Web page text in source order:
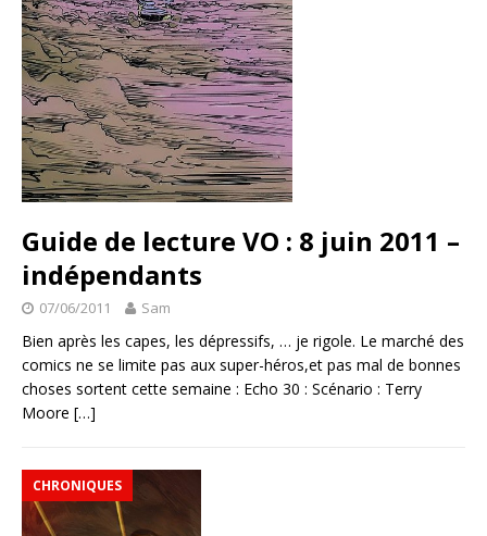
Guide de lecture VO : 8 juin 2011 –
indépendants
07/06/2011 Sam
Bien après les capes, les dépressifs, … je rigole. Le marché des
comics ne se limite pas aux super-héros,et pas mal de bonnes
choses sortent cette semaine : Echo 30 : Scénario : Terry
Moore […]
CHRONIQUES